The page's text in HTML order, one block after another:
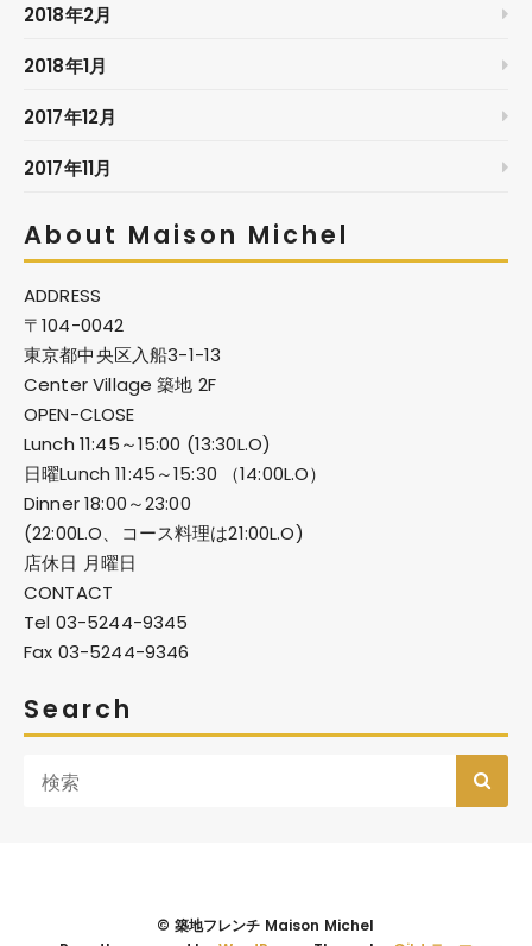
2018年2月
2018年1月
2017年12月
2017年11月
About Maison Michel
ADDRESS
〒104-0042
東京都中央区入船3-1-13
Center Village 築地 2F
OPEN-CLOSE
Lunch 11:45～15:00 (13:30L.O)
日曜Lunch 11:45～15:30 （14:00L.O）
Dinner 18:00～23:00
(22:00L.O、コース料理は21:00L.O)
店休日 月曜日
CONTACT
Tel 03-5244-9345
Fax 03-5244-9346
Search
© 築地フレンチ Maison Michel